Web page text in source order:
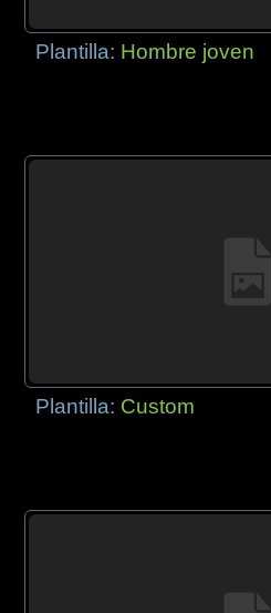
Plantilla: Hombre joven
Plantilla: Custom